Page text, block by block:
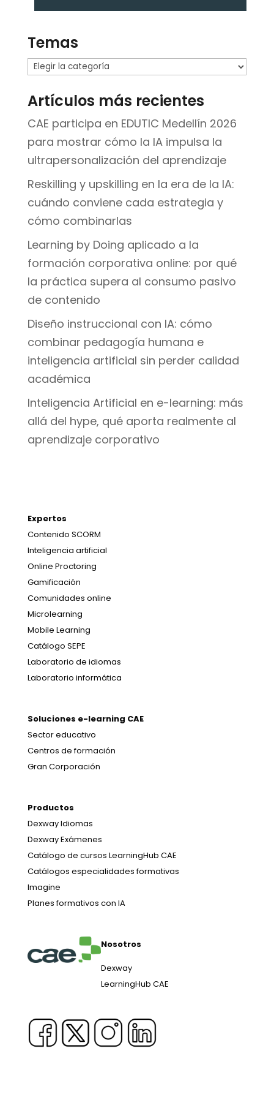
Temas
Temas
Artículos más recientes
CAE participa en EDUTIC Medellín 2026
para mostrar cómo la IA impulsa la
ultrapersonalización del aprendizaje
Reskilling y upskilling en la era de la IA:
cuándo conviene cada estrategia y
cómo combinarlas
Learning by Doing aplicado a la
formación corporativa online: por qué
la práctica supera al consumo pasivo
de contenido
Diseño instruccional con IA: cómo
combinar pedagogía humana e
inteligencia artificial sin perder calidad
académica
Inteligencia Artificial en e-learning: más
allá del hype, qué aporta realmente al
aprendizaje corporativo
Expertos
Contenido SCORM
Inteligencia artificial
Online Proctoring
Gamificación
Comunidades online
Microlearning
Mobile Learning
Catálogo SEPE
Laboratorio de idiomas
Laboratorio informática
Soluciones e-learning CAE
Sector educativo
Centros de formación
Gran Corporación
Productos
Dexway Idiomas
Dexway Exámenes
Catálogo de cursos LearningHub CAE
Catálogos especialidades formativas
Imagine
Planes formativos con IA
Nosotros
Dexway
LearningHub CAE